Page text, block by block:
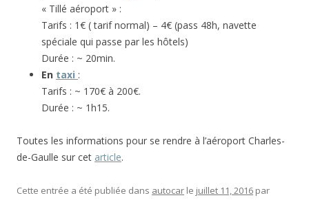
« Tillé aéroport » :
Tarifs : 1€ ( tarif normal) – 4€ (pass 48h, navette
spéciale qui passe par les hôtels)
Durée : ~ 20min.
En taxi :
Tarifs : ~ 170€ à 200€.
Durée : ~ 1h15.
Toutes les informations pour se rendre à l’aéroport Charles-
de-Gaulle sur cet article.
Cette entrée a été publiée dans autocar le juillet 11, 2016 par